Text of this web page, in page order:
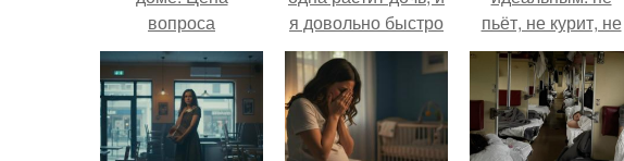
вопроса
я довольно быстро
привязался к ним
обеим.
пьёт, не курит, не
даёт поводов для
ревности, с
ребёнком
справляется
отлично, да и